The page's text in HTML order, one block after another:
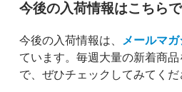
今後の入荷情報はこちら
今後の入荷情報は、 メールマガ
ています。毎週大量の新着商
で、ぜひチェックしてみてくだ